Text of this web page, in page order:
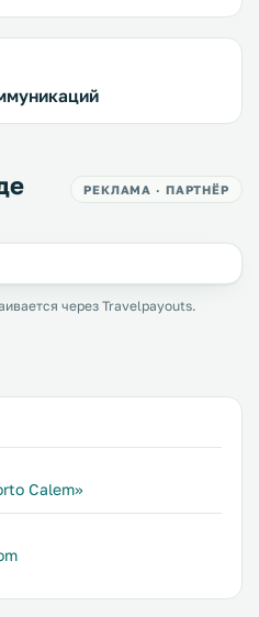
РЕКЛАМА · ПАРТНЁР
через Travelpayouts.
Calem»